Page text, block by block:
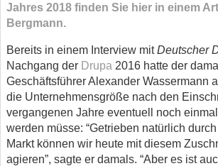
Jahres 2018 finden Sie hier in einem
Bergmann.
Bereits in einem Interview mitDeutscher
Nachgang der Drupa 2016 hatte der
Geschäftsführer Alexander Wassermann
die Unternehmensgröße nach den
vergangenen Jahre eventuell noch
werden müsse: “Getrieben natürlich
Markt können wir heute mit diesem
agieren”, sagte er damals. “Aber es ist